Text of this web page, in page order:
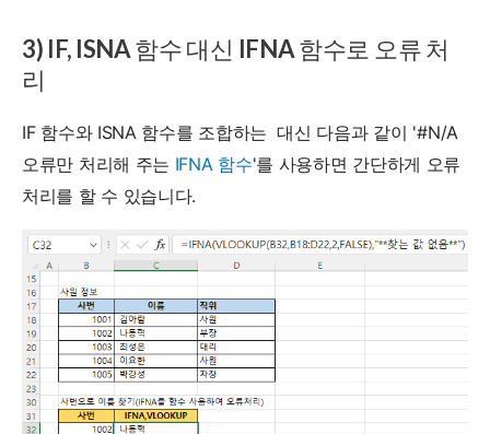
3) IF, ISNA 함수 대신 IFNA 함수로 오류 처
리
IF 함수와 ISNA 함수를 조합하는 대신 다음과 같이 '#N/A
오류만 처리해 주는 IFNA 함수'를 사용하면 간단하게 오류
처리를 할 수 있습니다.